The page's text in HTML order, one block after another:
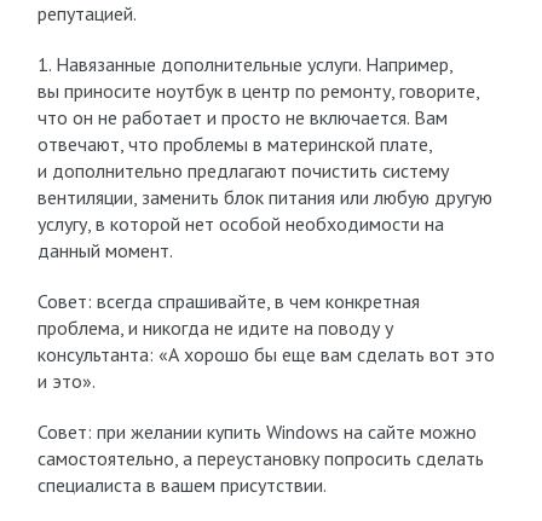
репутацией.
1. Навязанные дополнительные услуги. Например,
вы приносите ноутбук в центр по ремонту, говорите,
что он не работает и просто не включается. Вам
отвечают, что проблемы в материнской плате,
и дополнительно предлагают почистить систему
вентиляции, заменить блок питания или любую другую
услугу, в которой нет особой необходимости на
данный момент.
Совет: всегда спрашивайте, в чем конкретная
проблема, и никогда не идите на поводу у
консультанта: «А хорошо бы еще вам сделать вот это
и это».
Совет: при желании купить Windows на сайте можно
самостоятельно, а переустановку попросить сделать
специалиста в вашем присутствии.